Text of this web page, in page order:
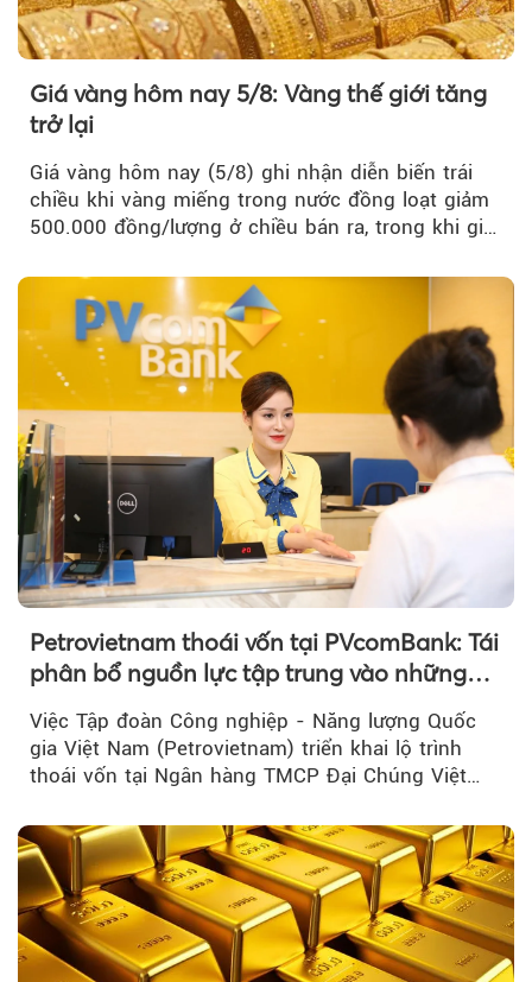
Giá vàng hôm nay 5/8: Vàng thế giới tăng
trở lại
Giá vàng hôm nay (5/8) ghi nhận diễn biến trái
chiều khi vàng miếng trong nước đồng loạt giảm
500.000 đồng/lượng ở chiều bán ra, trong khi giá
thương hiệu.
Petrovietnam thoái vốn tại PVcomBank: Tái
phân bổ nguồn lực tập trung vào những
Việc Tập đoàn Công nghiệp - Năng lượng Quốc
gia Việt Nam (Petrovietnam) triển khai lộ trình
thoái vốn tại Ngân hàng TMCP Đại Chúng Việt